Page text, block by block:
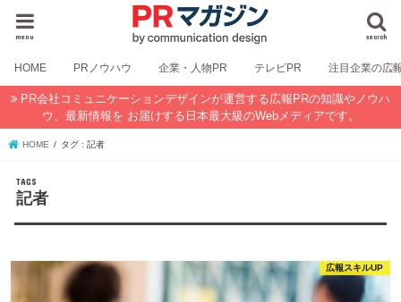
search
menu
HOME PRノウハウ 企業・人物PR テレビPR 注目企業の広
PR会社コミュニケーションデザインが運営する広報PRの知識やノウハ
ウ、最新情報を お届けする日本最大級のWebメディアです。
HOME タグ : 記者
記者
広報スキルUP